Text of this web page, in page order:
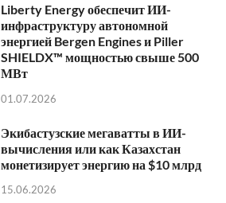
Liberty Energy обеспечит ИИ-
инфраструктуру автономной
энергией Bergen Engines и Piller
SHIELDX™ мощностью свыше 500
МВт
01.07.2026
Экибастузские мегаватты в ИИ-
вычисления или как Казахстан
монетизирует энергию на $10 млрд
15.06.2026